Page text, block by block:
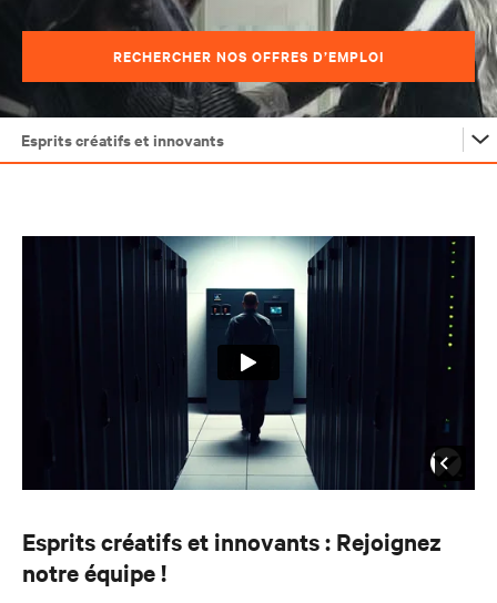
RECHERCHER NOS OFFRES D’EMPLOI
Esprits créatifs et innovants
Esprits créatifs et innovants
Esprits créatifs et innovants : Rejoignez
notre équipe !